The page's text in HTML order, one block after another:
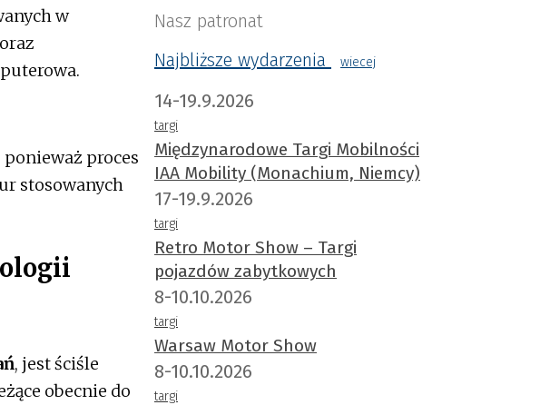
w
oraz
proces
stosowanych
, jest ściśle
obecnie do
Nasz patronat
Najbliższe wydarzenia
wiecej
14-19.9.2026
targi
Międzynarodowe Targi Mobilności
IAA Mobility (Monachium, Niemcy)
17-19.9.2026
targi
Retro Motor Show – Targi
pojazdów zabytkowych
8-10.10.2026
targi
Warsaw Motor Show
8-10.10.2026
targi